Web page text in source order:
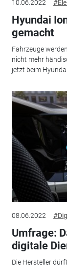
10.06.2022
Hyundai
gemacht
Fahrzeuge
nicht mehr
jetzt beim
08.06.2022
Umfrage:
digitale
Die Hersteller